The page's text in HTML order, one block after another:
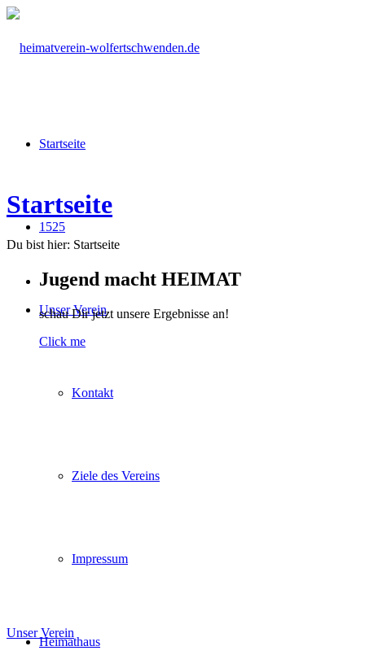
Startseite
1525
Unser Verein
Kontakt
Ziele des Vereins
Impressum
Heimathaus
Startseite
Du bist hier: Startseite
Jugend macht HEIMAT
schau Dir jetzt unsere Ergebnisse an!
Click me
Unser Verein